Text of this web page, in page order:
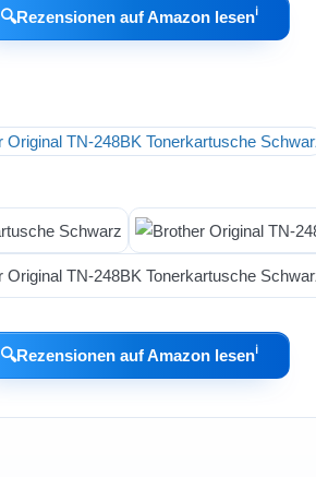
🔍Rezensionen auf Amazon lesenℹ︎
🔍Rezensionen auf Amazon lesenℹ︎